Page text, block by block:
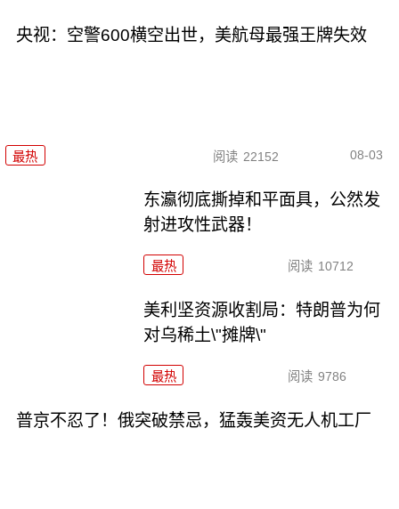
央视：空警600横空出世，美航母最强王牌失效
最热 阅读 22152 08-03
东瀛彻底撕掉和平面具，公然发
射进攻性武器！
最热 阅读 10712
美利坚资源收割局：特朗普为何
对乌稀土\"摊牌\"
最热 阅读 9786
普京不忍了！俄突破禁忌，猛轰美资无人机工厂